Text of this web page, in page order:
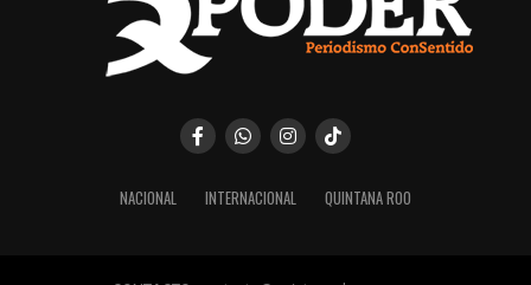
NACIONAL INTERNACIONAL QUINTANA ROO